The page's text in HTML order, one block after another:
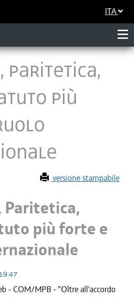
ITA
Paritetica,
più
versione stampabile
Paritetica,
più forte e
19:47
- COM/MPB - "Oltre all'accordo